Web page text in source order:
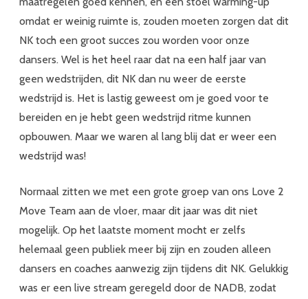
omdat er weinig ruimte is, zouden moeten zorgen dat dit
NK toch een groot succes zou worden voor onze
dansers. Wel is het heel raar dat na een half jaar van
geen wedstrijden, dit NK dan nu weer de eerste
wedstrijd is. Het is lastig geweest om je goed voor te
bereiden en je hebt geen wedstrijd ritme kunnen
opbouwen. Maar we waren al lang blij dat er weer een
wedstrijd was!
Normaal zitten we met een grote groep van ons Love 2
Move Team aan de vloer, maar dit jaar was dit niet
mogelijk. Op het laatste moment mocht er zelfs
helemaal geen publiek meer bij zijn en zouden alleen
dansers en coaches aanwezig zijn tijdens dit NK. Gelukkig
was er een live stream geregeld door de NADB, zodat